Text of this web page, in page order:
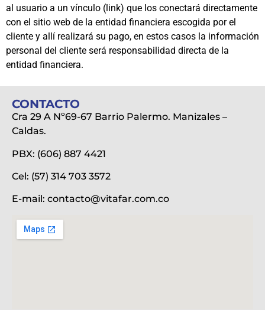
al usuario a un vínculo (link) que los conectará directamente
con el sitio web de la entidad financiera escogida por el
cliente y allí realizará su pago, en estos casos la información
personal del cliente será responsabilidad directa de la
entidad financiera.
CONTACTO
Cra 29 A Nº69-67 Barrio Palermo. Manizales –
Caldas.
PBX: (606) 887 4421
Cel: (57) 314 703 3572
E-mail: contacto@vitafar.com.co